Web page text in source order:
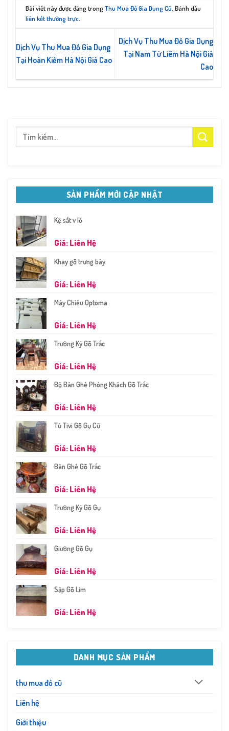
Tìm
SẢN PHẨM MỚI CẬP NHẬT
Kệ sắt v lỗ
Giá: Liên Hệ
Khay gỗ trưng bày
Giá: Liên Hệ
Máy Chiếu Optoma
Giá: Liên Hệ
Trường Kỷ Gỗ Trắc
Giá: Liên Hệ
Bộ Bàn Ghế Phòng Khách Gỗ Trắc
Giá: Liên Hệ
Tủ Tivi Gỗ Gụ Cũ
Giá: Liên Hệ
Bàn Ghế Gỗ Trắc
Giá: Liên Hệ
Trường Kỷ Gỗ Gụ
Giá: Liên Hệ
Giường Gỗ Gụ
Giá: Liên Hệ
Sập Gỗ Lim
Giá: Liên Hệ
DANH MỤC SẢN PHẨM
thu mua đồ cũ
Liên hệ
Giới thiệu
Bài viết này được đăng trongThu Mua Đồ Gia Dụng Cũ . Đánh dấu
liên kết thường trực
​Dịch Vụ Thu Mua Đồ Gia Dụng
Tại Hoàn Kiếm Hà Nội Giá Cao
Dịch Vụ Thu Mua Đồ Gia Dụng
Tại Nam Từ Liêm Hà Nội Giá
Cao